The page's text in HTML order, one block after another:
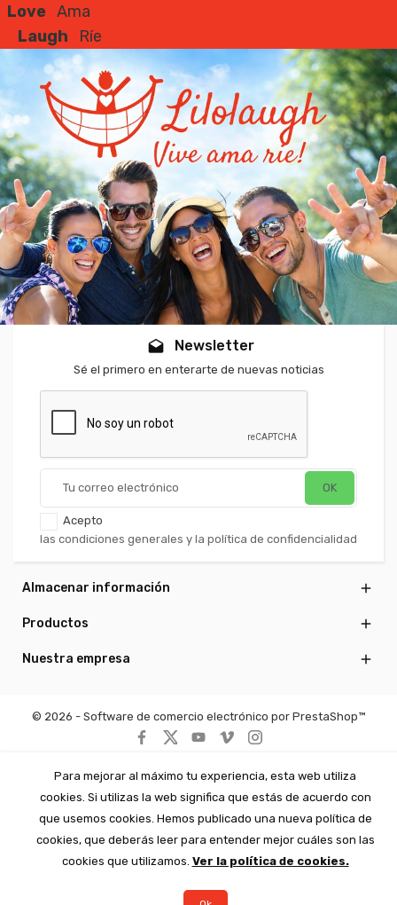
Love Ama
Laugh Ríe
drafts Newsletter
Sé el primero en enterarte de nuevas noticias
Acepto
las condiciones generales y la política de confidencialidad
Almacenar información 
Productos 
Nuestra empresa 
© 2026 - Software de comercio electrónico por PrestaShop™
Para mejorar al máximo tu experiencia, esta web utiliza
cookies. Si utilizas la web significa que estás de acuerdo con
que usemos cookies. Hemos publicado una nueva política de
cookies, que deberás leer para entender mejor cuáles son las
cookies que utilizamos. Ver la política de cookies.